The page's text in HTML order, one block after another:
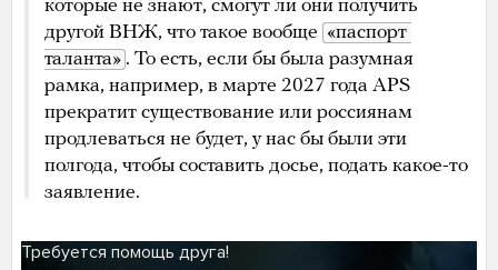
которые не знают, смогут ли они получить
другой ВНЖ, что такое вообще «паспорт
таланта» . То есть, если бы была разумная
рамка, например, в марте 2027 года APS
прекратит существование или россиянам
продлеваться не будет, у нас бы были эти
полгода, чтобы составить досье, подать какое-то
заявление.